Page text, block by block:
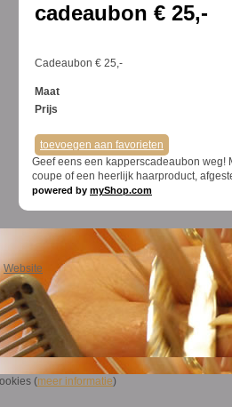
cadeaubon € 25,-
Cadeaubon € 25,-
Maat
Prijs
toevoegen aan favorieten
Geef eens een kapperscadeaubon weg!
coupe of een heerlijk haarproduct,
powered by myShop.com
Website
(meer informatie)